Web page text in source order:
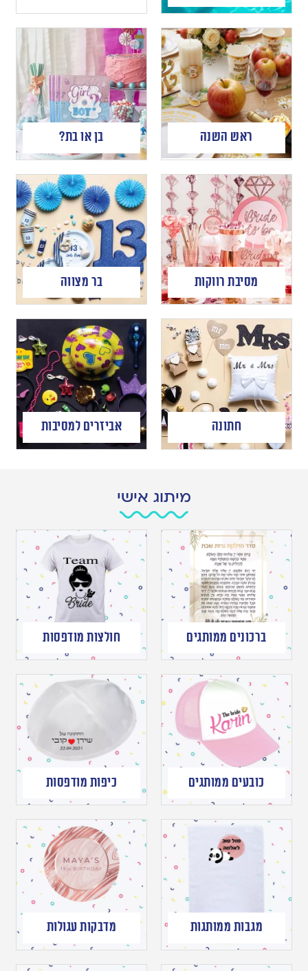
ראש השנה בן או בת?
מסיבת רווקות בר מצווה
חתונה אביזרים למסיבות
מיתוג אישי
ברכונים ממותגים חולצות מודפסות
כובעים ממותגים כיפות מודפסות
מגבות ממותגות מדבקות עגולות